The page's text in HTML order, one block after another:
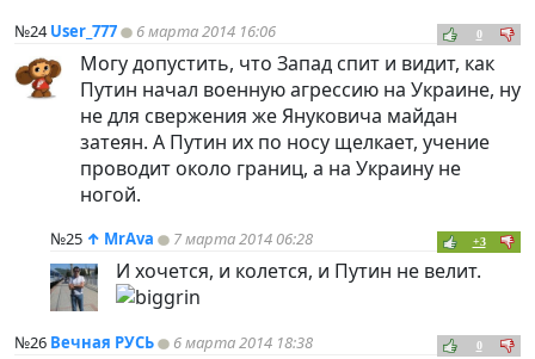
№24User_777 6 марта 2014 16:06 0
Могу допустить, что Запад спит и видит, как
Путин начал военную агрессию на Украине, ну
не для свержения же Януковича майдан
затеян. А Путин их по носу щелкает, учение
проводит около границ, а на Украину не
ногой.
№25 ↑ MrAva 7 марта 2014 06:28 +3
И хочется, и колется, и Путин не велит.
№26 Вечная РУСЬ 6 марта 2014 18:38 0